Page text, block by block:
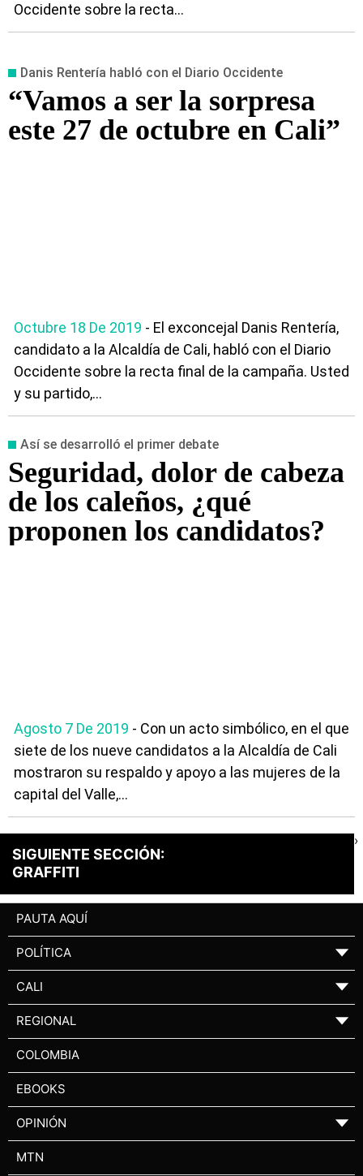
Occidente sobre la recta...
Danis Rentería habló con el Diario Occidente
“Vamos a ser la sorpresa
este 27 de octubre en Cali”
Octubre 18 De 2019 - El exconcejal Danis Rentería,
candidato a la Alcaldía de Cali, habló con el Diario
Occidente sobre la recta final de la campaña. Usted
y su partido,...
Así se desarrolló el primer debate
Seguridad, dolor de cabeza
de los caleños, ¿qué
proponen los candidatos?
Agosto 7 De 2019 - Con un acto simbólico, en el que
siete de los nueve candidatos a la Alcaldía de Cali
mostraron su respaldo y apoyo a las mujeres de la
capital del Valle,...
SIGUIENTE SECCIÓN:
GRAFFITI
›
PAUTA AQUÍ
POLÍTICA ▼
CALI ▼
REGIONAL ▼
COLOMBIA
EBOOKS
OPINIÓN ▼
MTN